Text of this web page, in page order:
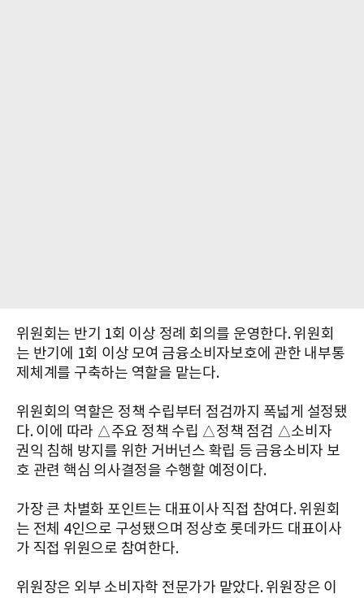
위원회는 반기 1회 이상 정례 회의를 운영한다. 위원회
는 반기에 1회 이상 모여 금융소비자보호에 관한 내부통
제체계를 구축하는 역할을 맡는다.
위원회의 역할은 정책 수립부터 점검까지 폭넓게 설정됐
다. 이에 따라 △주요 정책 수립 △정책 점검 △소비자
권익 침해 방지를 위한 거버넌스 확립 등 금융소비자 보
호 관련 핵심 의사결정을 수행할 예정이다.
가장 큰 차별화 포인트는 대표이사 직접 참여다. 위원회
는 전체 4인으로 구성됐으며 정상호 롯데카드 대표이사
가 직접 위원으로 참여한다.
위원장은 외부 소비자학 전문가가 맡았다. 위원장은 이